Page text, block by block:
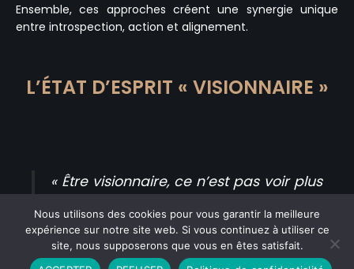
Ensemble, ces approches créent une synergie unique
entre introspection, action et alignement.
L’ÉTAT D’ESPRIT « VISIONNAIRE »
« Être visionnaire, ce n’est pas voir plus
C’est ressentir plus profondément, agir
plus justement, et incarner ce que l’on
Nous utilisons des cookies pour vous garantir la meilleure
expérience sur notre site web. Si vous continuez à utiliser ce
site, nous supposerons que vous en êtes satisfait.
Contactez-moi
Entreprise de Confiance